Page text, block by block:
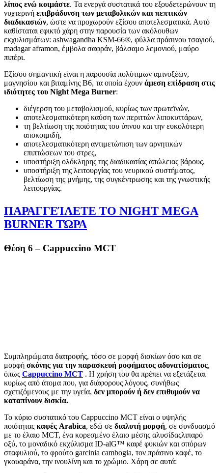
λίπος ενώ κοιμάστε. Τα ενεργά συστατικά του εξουδετερώνουν τη
νυχτερινή επιβράδυνση των μεταβολικών και πεπτικών
διαδικασιών, ώστε να προχωρούν εξίσου αποτελεσματικά. Αυτό
καθίσταται εφικτό χάρη στην παρουσία των ακόλουθων
εκχυλισμάτων: ashwagandha KSM-66®, φύλλα πράσινου τσαγιού,
madagar aframon, έμβολα σαφράν, βάλσαμο λεμονιού, μαύρο
πιπέρι.
Εξίσου σημαντική είναι η παρουσία πολύτιμων αμινοξέων,
μαγνησίου και βιταμίνης Β6, τα οποία έχουν άμεση επίδραση στις
ιδιότητες του Night Mega Burner:
διέγερση του μεταβολισμού, κυρίως των πρωτεϊνών,
αποτελεσματικότερη καύση των περιττών λιποκυττάρων,
τη βελτίωση της ποιότητας του ύπνου και την ευκολότερη
αποκοιμιδή,
αποτελεσματικότερη αντιμετώπιση των αρνητικών
επιπτώσεων του στρες,
υποστήριξη ολόκληρης της διαδικασίας απώλειας βάρους,
υποστήριξη της λειτουργίας του νευρικού συστήματος,
βελτίωση της μνήμης, της συγκέντρωσης και της γνωστικής
λειτουργίας.
ΠΑΡΑΓΓΕΊΛΕΤΕ ΤΟ NIGHT MEGA
BURNER ΤΏΡΑ
Θέση 6 – Cappuccino MCT
Συμπληρώματα διατροφής, τόσο σε μορφή δισκίων όσο και σε
μορφή σκόνης για την παρασκευή ροφήματος αδυνατίσματος,
όπως Cappuccino MCT . Η χρήση του θα πρέπει να εξετάζεται
κυρίως από άτομα που, για διάφορους λόγους, συνήθως
σχετιζόμενους με την υγεία, δεν μπορούν ή δεν επιθυμούν να
καταπίνουν δισκία.
Το κύριο συστατικό του Cappuccino MCT είναι ο υψηλής
ποιότητας καφές Arabica, εδώ σε διαλυτή μορφή, σε συνδυασμό
με το έλαιο MCT, ένα κορεσμένο έλαιο μέσης αλυσίδαςλιπαρό
οξύ, το μοναδικό εκχύλισμα ID-alG™ καφέ φυκιών και σπόρων
σταφυλιού, το φρούτο garcinia cambogia, τον πράσινο καφέ, το
γκουαράνα, την ινουλίνη και το χρώμιο. Χάρη σε αυτά: